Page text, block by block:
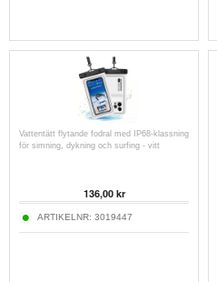
Vattentätt flytande fodral med IP68-klassning
för simning, dykning och surfing - vitt
136,00kr
ARTIKELNR: 3019447